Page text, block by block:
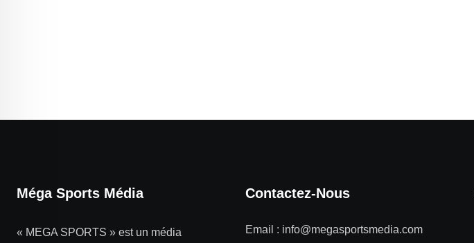
Méga Sports Média
« MEGA SPORTS » est un média
Contactez-Nous
Email : info@megasportsmedia.com